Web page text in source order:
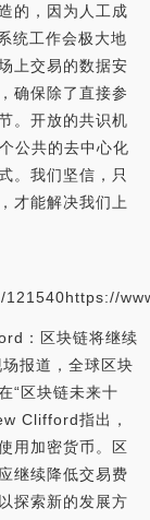
的，因为人工成
统工作会极大地
上交易的数据安
确保除了直接参
。开放的共识机
公共的去中心化
。我们坚信，只
才能解决我们上
：区块链将继续
报道，全球区块
“区块链未来十
Clifford指出，
用加密货币。区
继续降低交易费
探索新的发展方